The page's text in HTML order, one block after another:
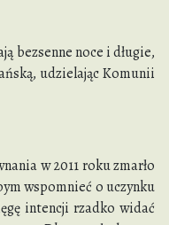
bezsenne noce i długie,
udzielając Komunii
w 2011 roku zmarło
wspomnieć o uczynku
intencji rzadko widać